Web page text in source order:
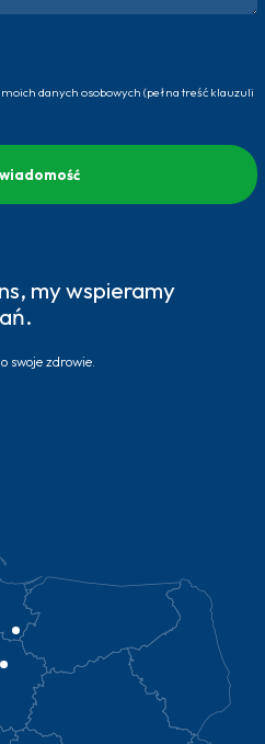
danych osobowych (pełna treść klauzuli
my wspieramy
swoje zdrowie.